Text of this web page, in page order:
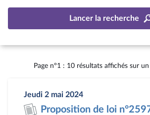
Lancer la recherche
Page n°1 : 10 résultats affichés sur
Jeudi 2 mai 2024
Proposition de loi